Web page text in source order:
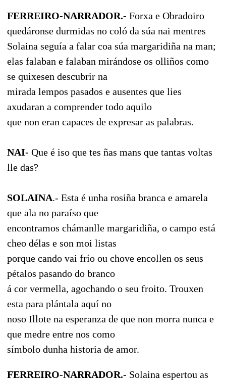
FERREIRO-NARRADOR.- Forxa e Obradoiro
quedáronse durmidas no coló da súa nai mentres
Solaina seguía a falar coa súa margaridiña na man;
elas falaban e falaban mirándose os olliños como
se quixesen descubrir na
mirada lempos pasados e ausentes que lies
axudaran a comprender todo aquilo
que non eran capaces de expresar as palabras.
NAI- Que é iso que tes ñas mans que tantas voltas
lle das?
SOLAINA.- Esta é unha rosiña branca e amarela
que ala no paraíso que
encontramos chámanlle margaridiña, o campo está
cheo délas e son moi listas
porque cando vai frío ou chove encollen os seus
pétalos pasando do branco
á cor vermella, agochando o seu froito. Trouxen
esta para plántala aquí no
noso Illote na esperanza de que non morra nunca e
que medre entre nos como
símbolo dunha historia de amor.
FERREIRO-NARRADOR.- Solaina espertou as